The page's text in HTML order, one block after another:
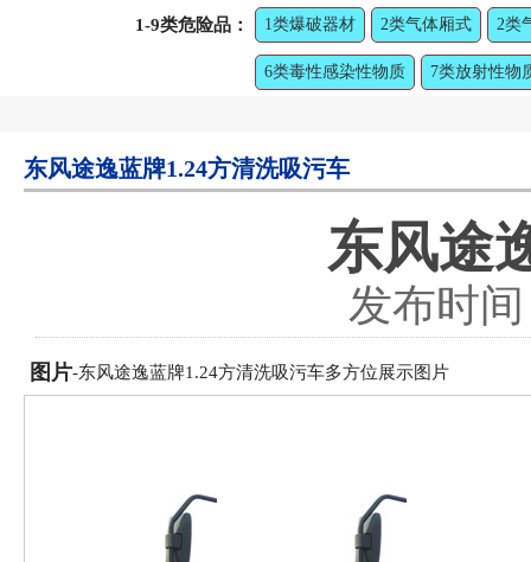
1-9类危险品： 1类爆破器材 2类气体厢式 2类
6类毒性感染性物质 7类放射性物
东风途逸蓝牌1.24方清洗吸污车
东风途
发布时
图片-东风途逸蓝牌1.24方清洗吸污车多方位展示图片